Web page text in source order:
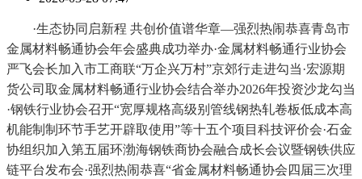
·生态协同启新程 共创价值谱华章—强烈热闹恭喜青岛市
金属材料畅通协会年会盛典成功举办·金属材料畅通行业协会
严飞会长加入市工商联“万企兴万村”京郊行走进勾当·宏源期
货公司取金属材料畅通行业协会结合举办2026年投资沙龙勾当
·钢铁行业协会召开“宽厚规格高级别管线钢热轧卷板低成本高
机能制制环节手艺开辟取使用”等十五个项目科技评价会·石金
协组织加入第五届环渤海钢铁商协会融合成长会议暨钢铁供应
链平台发布会·强烈热闹恭喜“省金属材料畅通协会四届三次理